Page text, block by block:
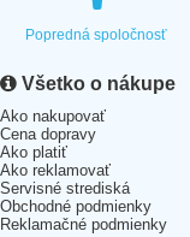
Popredná spoločnosť
Všetko o nákupe
Ako nakupovať
Cena dopravy
Ako platiť
Ako reklamovať
Servisné strediská
Obchodné podmienky
Reklamačné podmienky